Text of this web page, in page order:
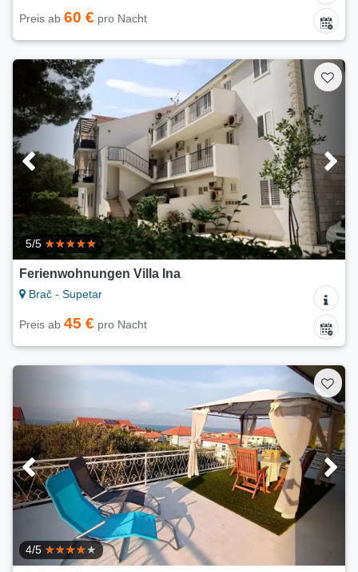
Preis ab 60 € pro Nacht
5/5
Ferienwohnungen Villa Ina
Brač - Supetar
Preis ab 45 € pro Nacht
4/5